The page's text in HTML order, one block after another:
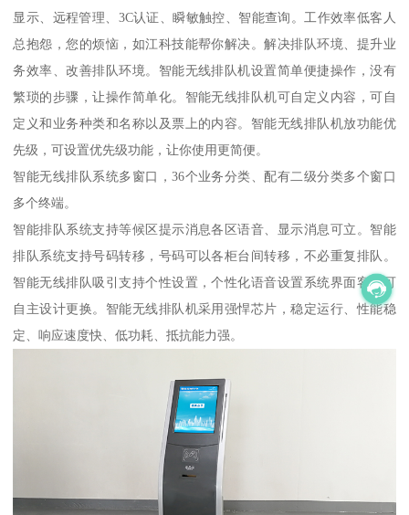
显示、远程管理、3C认证、瞬敏触控、智能查询。工作效率低客人
总抱怨，您的烦恼，如江科技能帮你解决。解决排队环境、提升业
务效率、改善排队环境。智能无线排队机设置简单便捷操作，没有
繁琐的步骤，让操作简单化。智能无线排队机可自定义内容，可自
定义和业务种类和名称以及票上的内容。智能无线排队机放功能优
先级，可设置优先级功能，让你使用更简便。
智能无线排队系统多窗口，36个业务分类、配有二级分类多个窗口
多个终端。
智能排队系统支持等候区提示消息各区语音、显示消息可立。智能
排队系统支持号码转移，号码可以各柜台间转移，不必重复排队。
智能无线排队吸引支持个性设置，个性化语音设置系统界面客户可
自主设计更换。智能无线排队机采用强悍芯片，稳定运行、性能稳
定、响应速度快、低功耗、抵抗能力强。